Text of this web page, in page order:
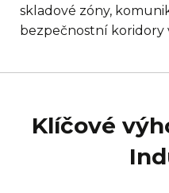
skladové zóny,
bezpečnostní koridory
Klíčové